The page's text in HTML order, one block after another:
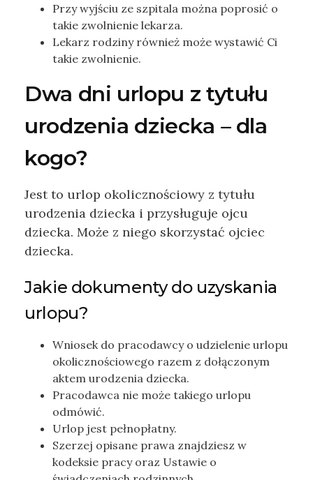
Przy wyjściu ze szpitala można poprosić o
takie zwolnienie lekarza.
Lekarz rodziny również może wystawić Ci
takie zwolnienie.
Dwa dni urlopu z tytułu
urodzenia dziecka – dla
kogo?
Jest to urlop okolicznościowy z tytułu
urodzenia dziecka i przysługuje ojcu
dziecka. Może z niego skorzystać ojciec
dziecka.
Jakie dokumenty do uzyskania
urlopu?
Wniosek do pracodawcy o udzielenie urlopu
okolicznościowego razem z dołączonym
aktem urodzenia dziecka.
Pracodawca nie może takiego urlopu
odmówić.
Urlop jest pełnopłatny.
Szerzej opisane prawa znajdziesz w
kodeksie pracy oraz Ustawie o